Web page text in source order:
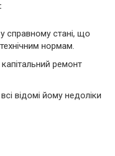
справному стані, що
нормам.
ремонт
відомі йому недоліки